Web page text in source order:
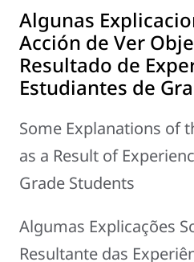
Algunas
Acción de Ver
Resultado de
Estudiantes de
Some Explanations of
as a Result of
Grade Students
Algumas Explicações
Resultante das